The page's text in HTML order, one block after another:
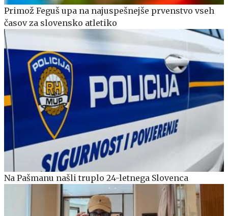
Primož Feguš upa na najuspešnejše prvenstvo vseh
časov za slovensko atletiko
Na Pašmanu našli truplo 24-letnega Slovenca